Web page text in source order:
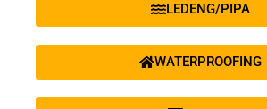
LEDENG/PIPA
WATERPROOFING